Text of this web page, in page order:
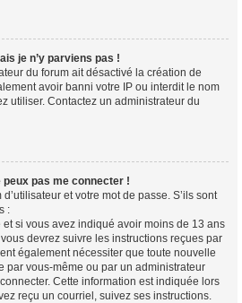
je n’y parviens pas !
du forum ait désactivé la création de
avoir banni votre IP ou interdit le nom
utiliser. Contactez un administrateur du
pas me connecter !
et votre mot de passe. S’ils sont
:
et si vous avez indiqué avoir moins de 13 ans
devrez suivre les instructions reçues par
également nécessiter que toute nouvelle
par vous-même ou par un administrateur
Cette information est indiquée lors
reçu un courriel, suivez ses instructions.